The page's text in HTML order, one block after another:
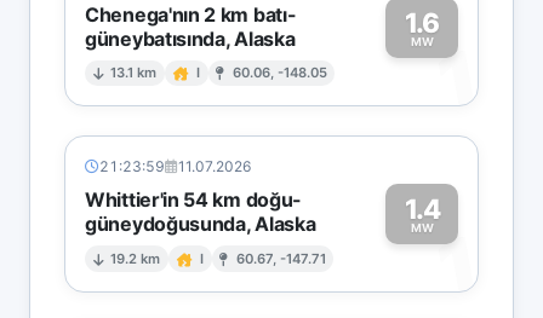
Chenega'nın 2 km batı-
güneybatısında, Alaska
13.1 km I 60.06, -148.05
1.6
MW1
21:23:59 11.07.2026
Whittier'in 54 km doğu-
güneydoğusunda, Alaska
19.2 km I 60.67, -147.71
1.4
MW1